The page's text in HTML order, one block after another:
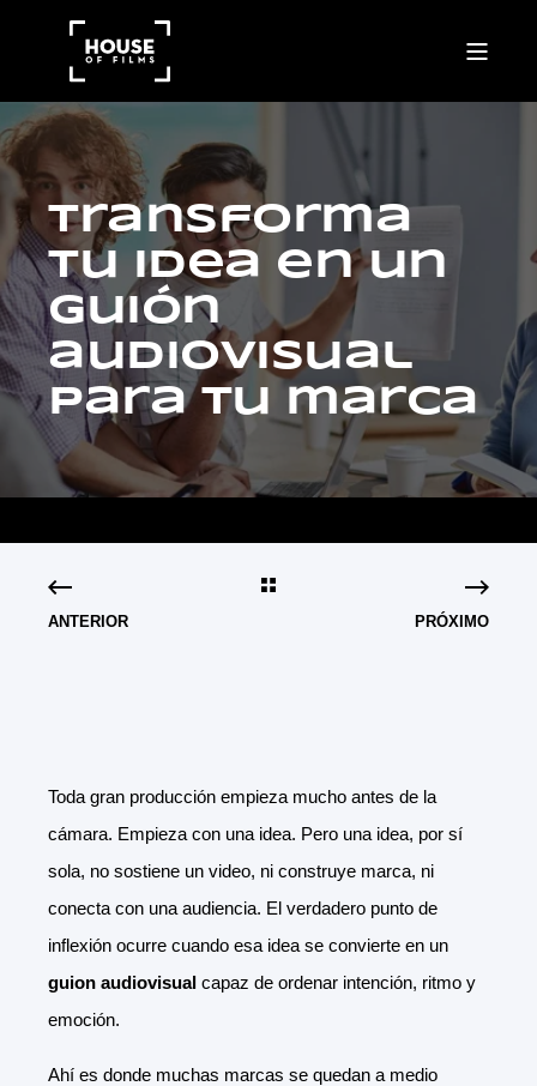
Transforma
tu idea en un
guión
audiovisual
para tu marca
ANTERIOR PRÓXIMO
Toda gran producción empieza mucho antes de la
cámara. Empieza con una idea. Pero una idea, por sí
sola, no sostiene un video, ni construye marca, ni
conecta con una audiencia. El verdadero punto de
inflexión ocurre cuando esa idea se convierte en un
guion audiovisual capaz de ordenar intención, ritmo y
emoción.
Ahí es donde muchas marcas se quedan a medio